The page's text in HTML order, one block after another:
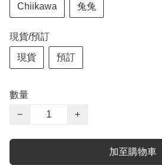
Chiikawa 兔兔
現貨/預訂
現貨 預訂
數量
−
+
加至購物車